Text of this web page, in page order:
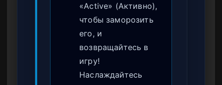
«Active» (Активно),
чтобы заморозить
его, и
возвращайтесь в
игру!
Наслаждайтесь